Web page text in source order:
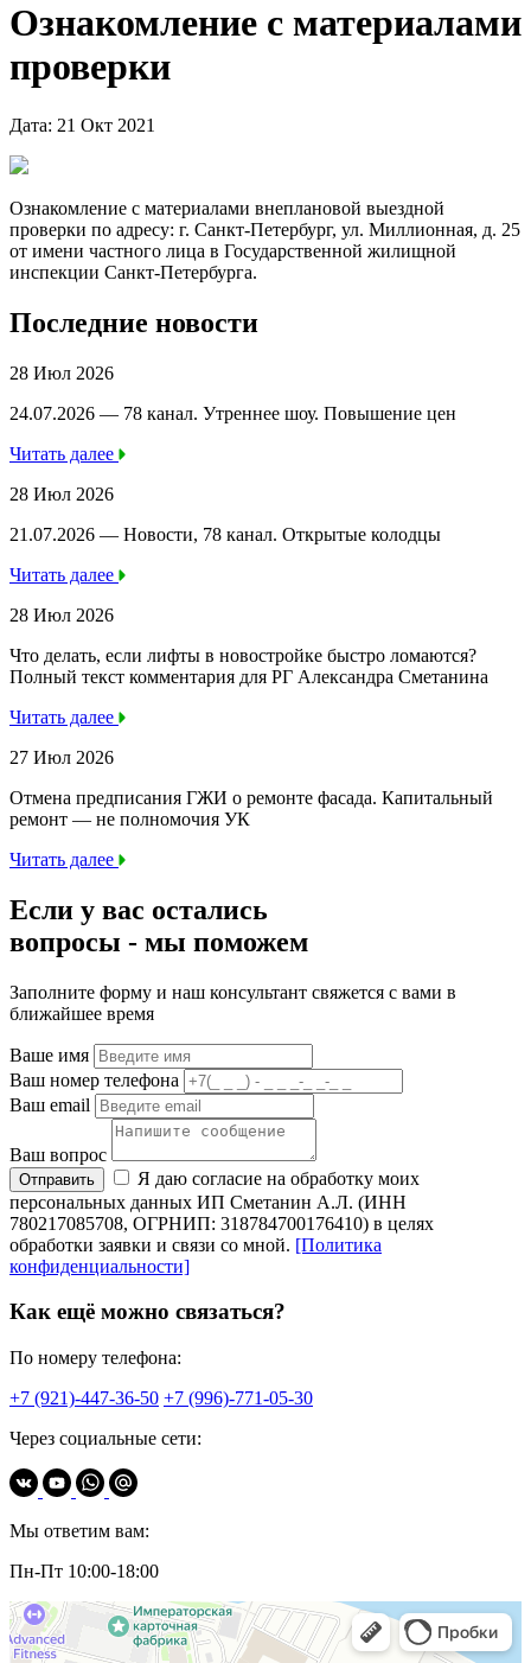
Ознакомление с материалами
проверки
Дата: 21 Окт 2021
Ознакомление с материалами внеплановой выездной
проверки по адресу: г. Санкт-Петербург, ул. Миллионная, д. 25
от имени частного лица в Государственной жилищной
инспекции Санкт-Петербурга.
Последние новости
28 Июл 2026
24.07.2026 — 78 канал. Утреннее шоу. Повышение цен
Читать далее
28 Июл 2026
21.07.2026 — Новости, 78 канал. Открытые колодцы
Читать далее
28 Июл 2026
Что делать, если лифты в новостройке быстро ломаются?
Полный текст комментария для РГ Александра Сметанина
Читать далее
27 Июл 2026
Отмена предписания ГЖИ о ремонте фасада. Капитальный
ремонт — не полномочия УК
Читать далее
Если у вас остались
вопросы - мы поможем
Заполните форму и наш консультант свяжется с вами в
ближайшее время
Ваше имя
Ваш номер телефона
Ваш email
Ваш вопрос
Отправить
Я даю согласие на обработку моих
персональных данных ИП Сметанин А.Л. (ИНН
780217085708, ОГРНИП: 318784700176410) в целях
обработки заявки и связи со мной. [Политика
конфиденциальности]
Как ещё можно связаться?
По номеру телефона:
+7 (921)-447-36-50 +7 (996)-771-05-30
Через социальные сети:
Мы ответим вам:
Пн-Пт 10:00-18:00